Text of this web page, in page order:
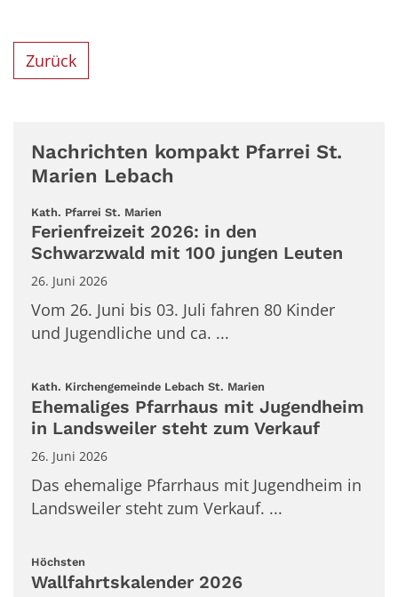
Zurück
Nachrichten kompakt Pfarrei St.
Marien Lebach
Kath. Pfarrei St. Marien
Ferienfreizeit 2026: in den
Schwarzwald mit 100 jungen Leuten
26. Juni 2026
Vom 26. Juni bis 03. Juli fahren 80 Kinder
und Jugendliche und ca. ...
Kath. Kirchengemeinde Lebach St. Marien
Ehemaliges Pfarrhaus mit Jugendheim
in Landsweiler steht zum Verkauf
26. Juni 2026
Das ehemalige Pfarrhaus mit Jugendheim in
Landsweiler steht zum Verkauf. ...
Höchsten
Wallfahrtskalender 2026